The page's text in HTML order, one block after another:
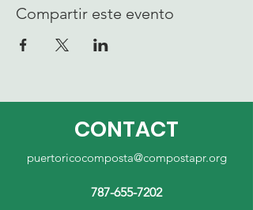
Compartir este evento
CONTACT
puertoricocomposta@compostapr.org
787-655-7202